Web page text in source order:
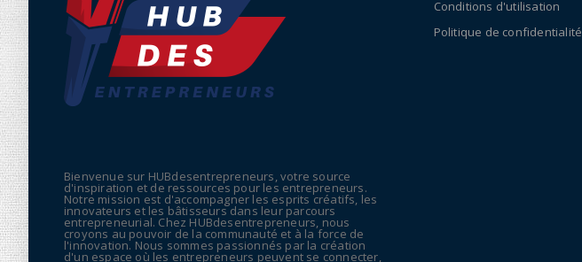
Bienvenue sur HUBdesentrepreneurs, votre source
d'inspiration et de ressources pour les entrepreneurs.
Notre mission est d'accompagner les esprits créatifs, les
innovateurs et les bâtisseurs dans leur parcours
entrepreneurial. Chez HUBdesentrepreneurs, nous
croyons au pouvoir de la communauté et à la force de
l'innovation. Nous sommes passionnés par la création
d'un espace où les entrepreneurs peuvent se connecter,
Conditions d'utilisation
Politique de confidentialité